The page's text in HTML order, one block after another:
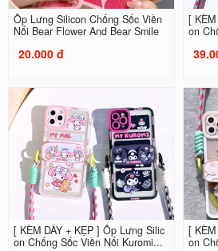
Ốp Lưng Silicon Chống Sốc Viền
Nổi Bear Flower And Bear Smile
20.000 đ
[
on
[ KÈM DÂY + KẸP ] Ốp Lưng Silic
on Chống Sốc Viền Nổi Kuromi...
[
on